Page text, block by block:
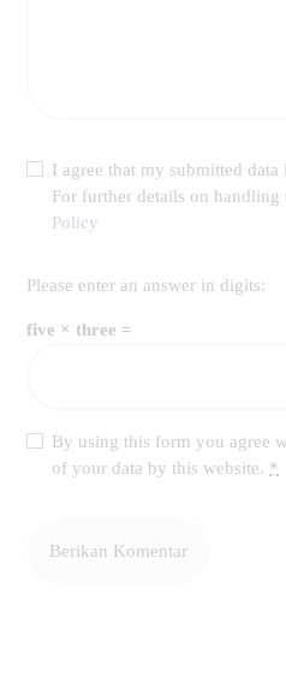
I agree that my submitted
For further details on handling
Policy
Please enter an answer in digits:
five × three =
By using this form you agree
of your data by this website. *